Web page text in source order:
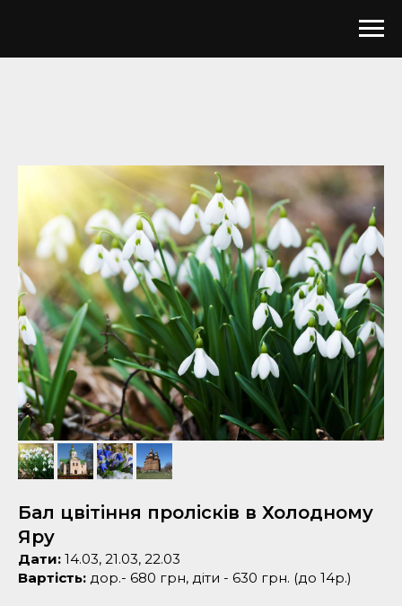
Бал цвітіння пролісків в Холодному
Яру
Дати: 14.03, 21.03, 22.03
Вартість: дор.- 680 грн, діти - 630 грн. (до 14р.)